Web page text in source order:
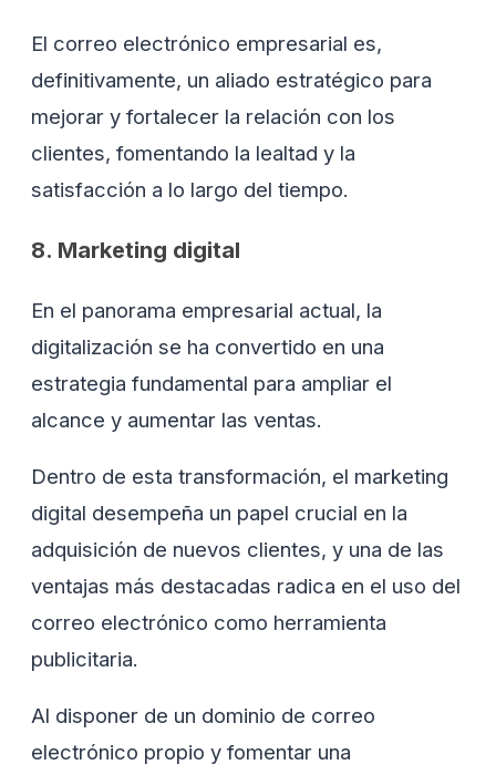
El correo electrónico empresarial es,
definitivamente, un aliado estratégico para
mejorar y fortalecer la relación con los
clientes, fomentando la lealtad y la
satisfacción a lo largo del tiempo.
8. Marketing digital
En el panorama empresarial actual, la
digitalización se ha convertido en una
estrategia fundamental para ampliar el
alcance y aumentar las ventas.
Dentro de esta transformación, el marketing
digital desempeña un papel crucial en la
adquisición de nuevos clientes, y una de las
ventajas más destacadas radica en el uso del
correo electrónico como herramienta
publicitaria.
Al disponer de un dominio de correo
electrónico propio y fomentar una